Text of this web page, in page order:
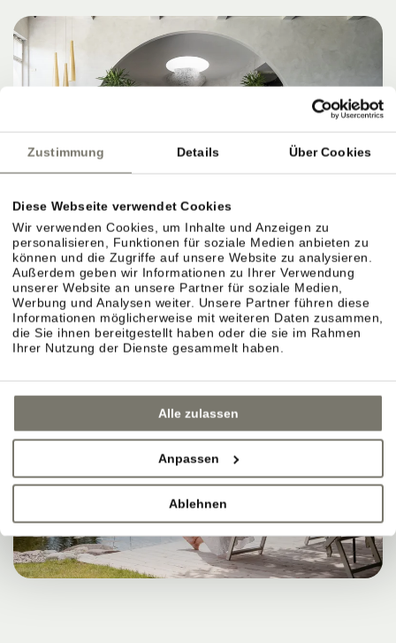
Zustimmung Details Über Cookies
Diese Webseite verwendet Cookies
Wir verwenden Cookies, um Inhalte und Anzeigen zu
personalisieren, Funktionen für soziale Medien anbieten zu
können und die Zugriffe auf unsere Website zu analysieren.
Außerdem geben wir Informationen zu Ihrer Verwendung
unserer Website an unsere Partner für soziale Medien,
Werbung und Analysen weiter. Unsere Partner führen diese
Informationen möglicherweise mit weiteren Daten zusammen,
die Sie ihnen bereitgestellt haben oder die sie im Rahmen
Ihrer Nutzung der Dienste gesammelt haben.
Alle zulassen
Anpassen
Ablehnen